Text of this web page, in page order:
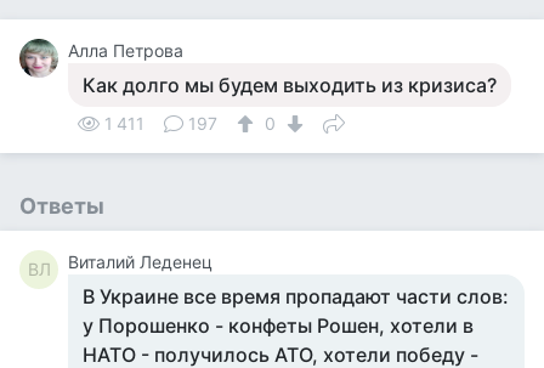
Алла Петрова
Как долго мы будем выходить из кризиса?
1 411 197 0
Ответы
ВЛ Виталий Леденец
В Украине все время пропадают части слов:
у Порошенко - конфеты Рошен, хотели в
НАТО - получилось АТО, хотели победу -